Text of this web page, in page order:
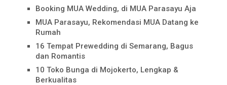
Booking MUA Wedding, di MUA Parasayu Aja
MUA Parasayu, Rekomendasi MUA Datang ke
Rumah
16 Tempat Prewedding di Semarang, Bagus
dan Romantis
10 Toko Bunga di Mojokerto, Lengkap &
Berkualitas